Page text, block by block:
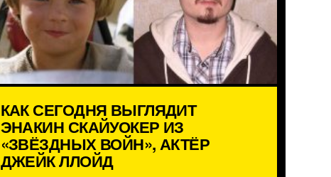
КАК СЕГОДНЯ ВЫГЛЯДИТ
ЭНАКИН СКАЙУОКЕР ИЗ
«ЗВЁЗДНЫХ ВОЙН», АКТЁР
ДЖЕЙК ЛЛОЙД